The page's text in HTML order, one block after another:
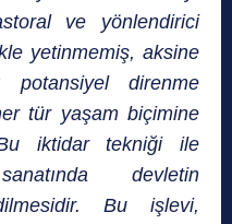
ve yönlendirici
yetin­memiş, aksine
potansiyel direnme
tür yaşam biçi­mine
iktidar tekniği ile
devletin
Bu işlevi,